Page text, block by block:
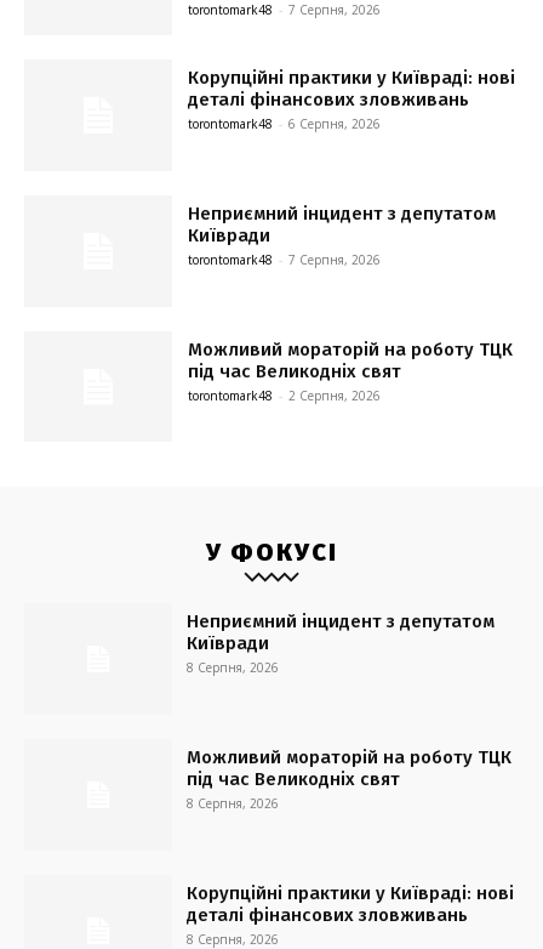
torontomark48 - 7 Серпня, 2026
Корупційні практики у Київраді: нові
деталі фінансових зловживань
torontomark48 - 6 Серпня, 2026
Неприємний інцидент з депутатом
Київради
torontomark48 - 7 Серпня, 2026
Можливий мораторій на роботу ТЦК
під час Великодніх свят
torontomark48 - 2 Серпня, 2026
У ФОКУСІ
Неприємний інцидент з депутатом
Київради
8 Серпня, 2026
Можливий мораторій на роботу ТЦК
під час Великодніх свят
8 Серпня, 2026
Корупційні практики у Київраді: нові
деталі фінансових зловживань
8 Серпня, 2026